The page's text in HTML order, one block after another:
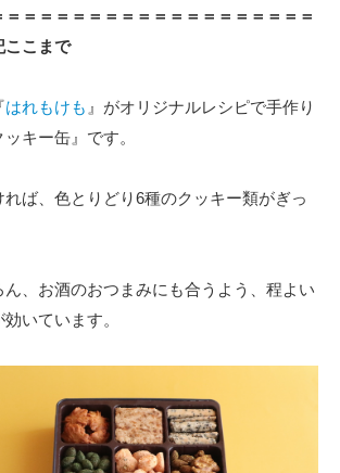
＝＝＝＝＝＝＝＝＝＝＝＝＝＝＝＝＝＝＝
ここまで
はれもけも 』がオリジナルレシピで手作り
キー缶』です。
ば、色とりどり6種のクッキー類がぎっ
ん、お酒のおつまみにも合うよう、程よい
いています。